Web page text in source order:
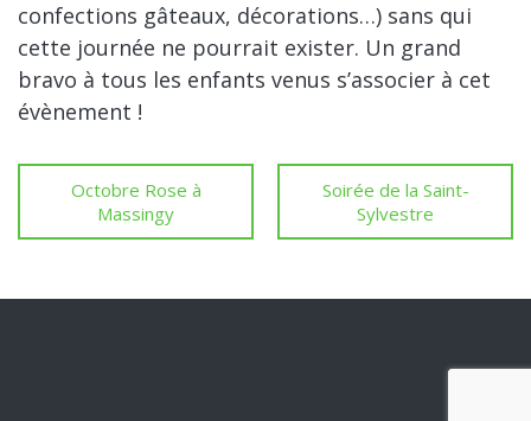
confections gâteaux, décorations…) sans qui
cette journée ne pourrait exister. Un grand
bravo à tous les enfants venus s’associer à cet
évènement !
Octobre Rose à
Massingy
Soirée de la Saint-
Sylvestre